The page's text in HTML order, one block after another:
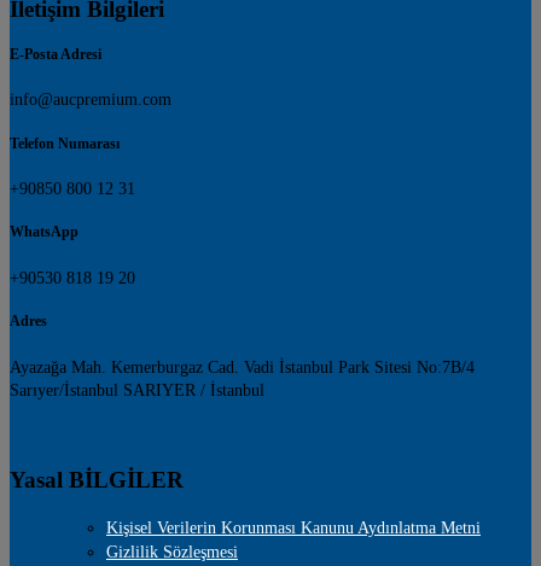
İletişim Bilgileri
E-Posta Adresi
info@aucpremium.com
Telefon Numarası
+90850 800 12 31
WhatsApp
+90530 818 19 20
Adres
Ayazağa Mah. Kemerburgaz Cad. Vadi İstanbul Park Sitesi No:7B/4
Sarıyer/İstanbul SARIYER / İstanbul
Yasal BİLGİLER
Kişisel Verilerin Korunması Kanunu Aydınlatma Metni
Gizlilik Sözleşmesi